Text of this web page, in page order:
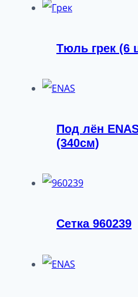
Тюль грек (6
Под лён
(340см)
Сетка 960239